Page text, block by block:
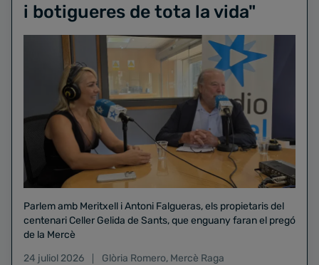
i botigueres de tota la vida"
Parlem amb Meritxell i Antoni Falgueras, els propietaris del
centenari Celler Gelida de Sants, que enguany faran el pregó
de la Mercè
24 juliol 2026
Glòria Romero, Mercè Raga